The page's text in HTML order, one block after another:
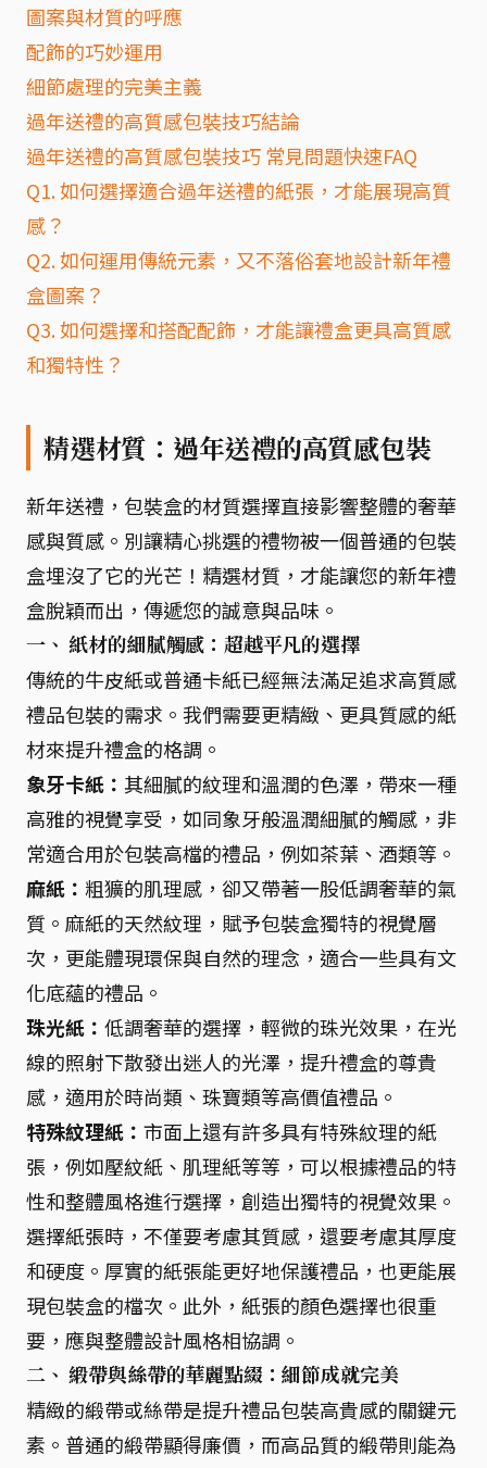
圖案與材質的呼應
配飾的巧妙運用
細節處理的完美主義
過年送禮的高質感包裝技巧結論
過年送禮的高質感包裝技巧 常見問題快速FAQ
Q1. 如何選擇適合過年送禮的紙張，才能展現高質
感？
Q2. 如何運用傳統元素，又不落俗套地設計新年禮
盒圖案？
Q3. 如何選擇和搭配配飾，才能讓禮盒更具高質感
和獨特性？
精選材質：過年送禮的高質感包裝
新年送禮，包裝盒的材質選擇直接影響整體的奢華
感與質感。別讓精心挑選的禮物被一個普通的包裝
盒埋沒了它的光芒！精選材質，才能讓您的新年禮
盒脫穎而出，傳遞您的誠意與品味。
一、 紙材的細膩觸感：超越平凡的選擇
傳統的牛皮紙或普通卡紙已經無法滿足追求高質感
禮品包裝的需求。我們需要更精緻、更具質感的紙
材來提升禮盒的格調。
象牙卡紙： 其細膩的紋理和溫潤的色澤，帶來一種
高雅的視覺享受，如同象牙般溫潤細膩的觸感，非
常適合用於包裝高檔的禮品，例如茶葉、酒類等。
麻紙： 粗獷的肌理感，卻又帶著一股低調奢華的氣
質。麻紙的天然紋理，賦予包裝盒獨特的視覺層
次，更能體現環保與自然的理念，適合一些具有文
化底蘊的禮品。
珠光紙： 低調奢華的選擇，輕微的珠光效果，在光
線的照射下散發出迷人的光澤，提升禮盒的尊貴
感，適用於時尚類、珠寶類等高價值禮品。
特殊紋理紙： 市面上還有許多具有特殊紋理的紙
張，例如壓紋紙、肌理紙等等，可以根據禮品的特
性和整體風格進行選擇，創造出獨特的視覺效果。
選擇紙張時，不僅要考慮其質感，還要考慮其厚度
和硬度。厚實的紙張能更好地保護禮品，也更能展
現包裝盒的檔次。此外，紙張的顏色選擇也很重
要，應與整體設計風格相協調。
二、 緞帶與絲帶的華麗點綴：細節成就完美
精緻的緞帶或絲帶是提升禮品包裝高貴感的關鍵元
素。普通的緞帶顯得廉價，而高品質的緞帶則能為